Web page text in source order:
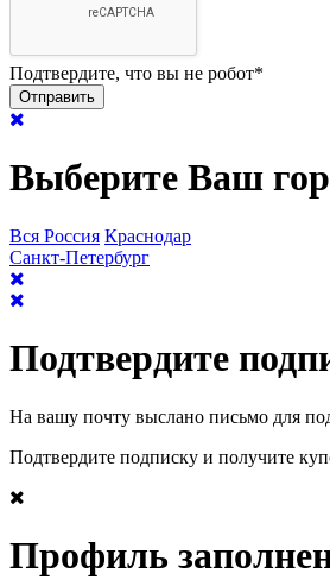
Подтвердите, что вы не робот*
Выберите Ваш
Вся Россия Краснодар
Санкт-Петербург
Подтвердите
На вашу почту выслано письмо для
Подтвердите подписку и получите
Профиль